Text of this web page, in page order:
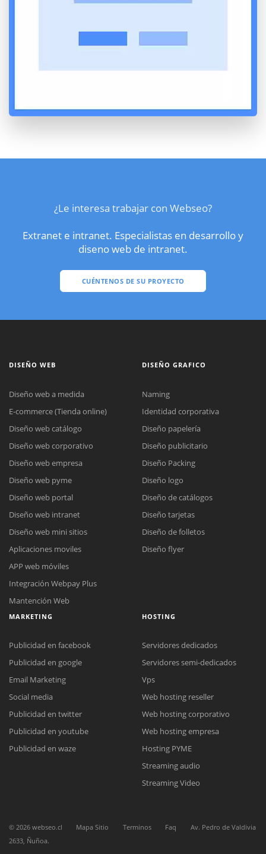
¿Le interesa trabajar con Webseo?
Extranet e intranet. Especialistas en desarrollo y
diseno web de intranet.
CUÉNTENOS DE SU PROYECTO
Reunión online
Nuestros ejecutivos le enviarán un correo electrónico con el enlace a
Meet para la reunión online.
Cotización
Todos nuestros ejecutivos están fuera de línea. Complete el formulario
DISEÑO WEB
Diseño web a medida
E-commerce (Tienda online)
Diseño web catálogo
Diseño web corporativo
Diseño web empresa
Diseño web pyme
Diseño web portal
Diseño web intranet
Diseño web mini sitios
Aplicaciones moviles
APP web móviles
Integración Webpay Plus
Mantención Web
DISEÑO GRAFICO
Naming
Identidad corporativa
Diseño papelería
Diseño publicitario
Diseño Packing
Diseño logo
Diseño de catálogos
Diseño tarjetas
Diseño de folletos
Diseño flyer
MARKETING
Publicidad en facebook
Publicidad en google
Email Marketing
Social media
Publicidad en twitter
Publicidad en youtube
Publicidad en waze
HOSTING
Servidores dedicados
Servidores semi-dedicados
Vps
Web hosting reseller
Web hosting corporativo
Web hosting empresa
Hosting PYME
Streaming audio
Streaming Video
© 2026 webseo.cl Mapa Sitio Terminos Faq
Av. Pedro de Valdivia
2633, Ñuñoa.